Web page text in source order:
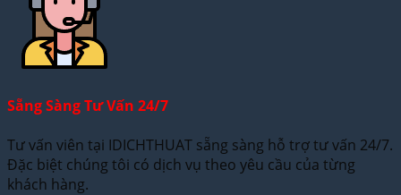
Sẵng Sàng Tư Vấn 24/7
Tư vấn viên tại IDICHTHUAT sẵng sàng hỗ trợ tư vấn 24/7.
Đặc biệt chúng tôi có dịch vụ theo yêu cầu của từng
khách hàng.